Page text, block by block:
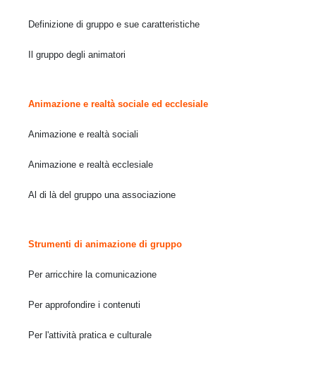
Definizione di gruppo e sue caratteristiche
Il gruppo degli animatori
Animazione e realtà sociale ed ecclesiale
Animazione e realtà sociali
Animazione e realtà ecclesiale
Al di là del gruppo una associazione
Strumenti di animazione di gruppo
Per arricchire la comunicazione
Per approfondire i contenuti
Per l'attività pratica e culturale